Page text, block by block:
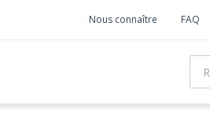
Nous connaître FAQ